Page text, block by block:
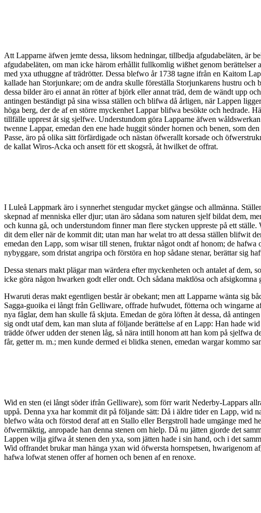
Att Lapparne äfwen jemte dessa, liksom hedningar, tillbedja afgudabeläten, är
afgudabeläten, om man icke härom erhållit fullkomlig wißhet genom berättelser
med yxa uthuggne af trädrötter. Dessa blefwo år 1738 tagne ifrån en Kaitom
kallade han Storjunkare; om de andra skulle föreställa Storjunkarens hustru
dessa bilder äro ei annat än rötter af björk eller annat träd, dem de wändt upp
antingen beständigt på sina wissa ställen och blifwa då årligen, när Lappen
höga berg, der de af en större myckenhet Lappar blifwa besökte och hedrade.
tillfälle upprest åt sig sjelfwe. Understundom göra Lapparne äfwen
twenne Lappar, emedan den ene hade huggit sönder hornen och benen, som
Passe, äro på olika sätt förfärdigade och nästan öfwerallt korsade och
de kallat Wiros-Acka och ansett för ett skogsrå, åt hwilket de offrat.
I Luleå Lappmark äro i synnerhet stengudar mycket gängse och allmänna.
skepnad af menniska eller djur; utan äro sådana som naturen sjelf bildat dem,
och kunna gå, och understundom finner man flere stycken uppreste på ett
dit dem eller när de kommit dit; utan man har welat tro att dessa ställen blifwit
emedan den Lapp, som wisar till stenen, fruktar något ondt af honom; de
nybyggare, som dristat angripa och förstöra en hop sådane stenar, berättar sig
Dessa stenars makt plägar man wärdera efter myckenheten och antalet af
icke göra någon hwarken godt eller ondt. Och sådana maktlösa och
Hwaruti deras makt egentligen består är obekant; men att Lapparne wänta sig
Sagga-guoika ei långt från Gelliware, offrade hufwudet, fötterna och wingarne
nya fåglar, dem han skulle få skjuta. Emedan de göra löften åt dessa, då
sig ondt utaf dem, kan man sluta af följande berättelse af en Lapp: Han hade
trädde öfwer udden der stenen låg, så nära intill honom att han kom på sjelfwa
får, getter m. m.; men kunde dermed ei blidka stenen, emedan wargar kommo
Wid en sten (ei långt söder ifrån Gelliware), som förr warit Nederby-Lappars
uppå. Denna yxa har kommit dit på följande sätt: Då i äldre tider en Lapp, wid
blefwo wåta och förstod deraf att en Stallo eller Bergstroll hade umgänge med
öfwermäktig, anropade han denna stenen om hielp. Då nu jätten gjorde det
Lappen wilja gifwa åt stenen den yxa, som jätten hade i sin hand, och i det
Wid offrandet brukar man hänga yxan wid öfwersta hornspetsen, hwarigenom
hafwa lofwat stenen offer af hornen och benen af en renoxe.